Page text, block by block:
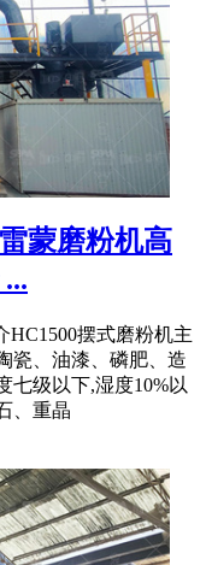
蒙磨粉机高
HC1500摆式磨粉机主
瓷、油漆、磷肥、造
七级以下,湿度10%以
、重晶